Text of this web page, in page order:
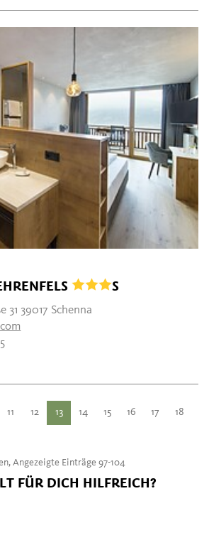
S
31 39017 Schenna
11 12 13 14 15 16 17 18
Angezeigte Einträge 97-104
FÜR DICH HILFREICH?